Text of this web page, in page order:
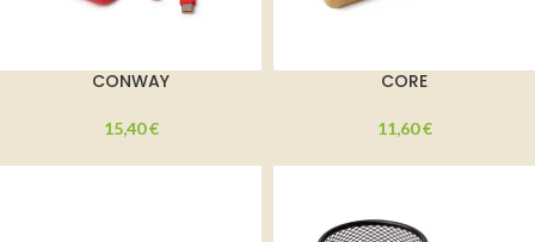
CONWAY
15,40€
CORE
11,60€